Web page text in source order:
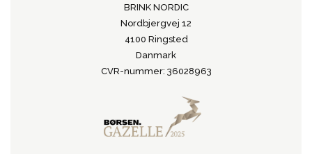
BRINK NORDIC
Nordbjergvej 12
4100 Ringsted
Danmark
CVR-nummer: 36028963